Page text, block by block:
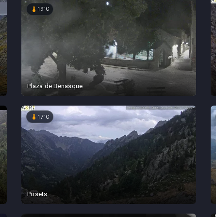
device_thermostat 19°C
Plaza de Benasque
device_thermostat 17°C
Posets